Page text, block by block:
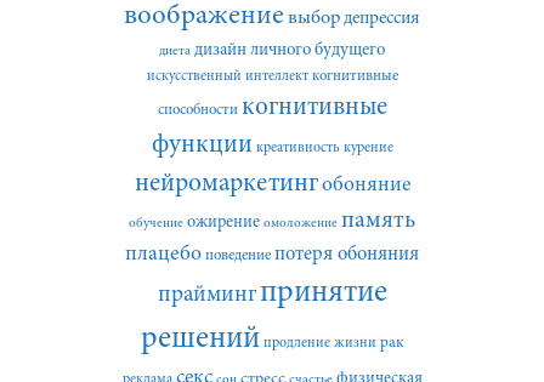
воображение выбор депрессия
диета дизайн личного будущего
искусственный интеллект когнитивные
способности когнитивные
функции креативность курение
нейромаркетингобоняние
обучение ожирение омоложение память
плацебо поведение потеря обоняния
праймингпринятие
решений продление жизни рак